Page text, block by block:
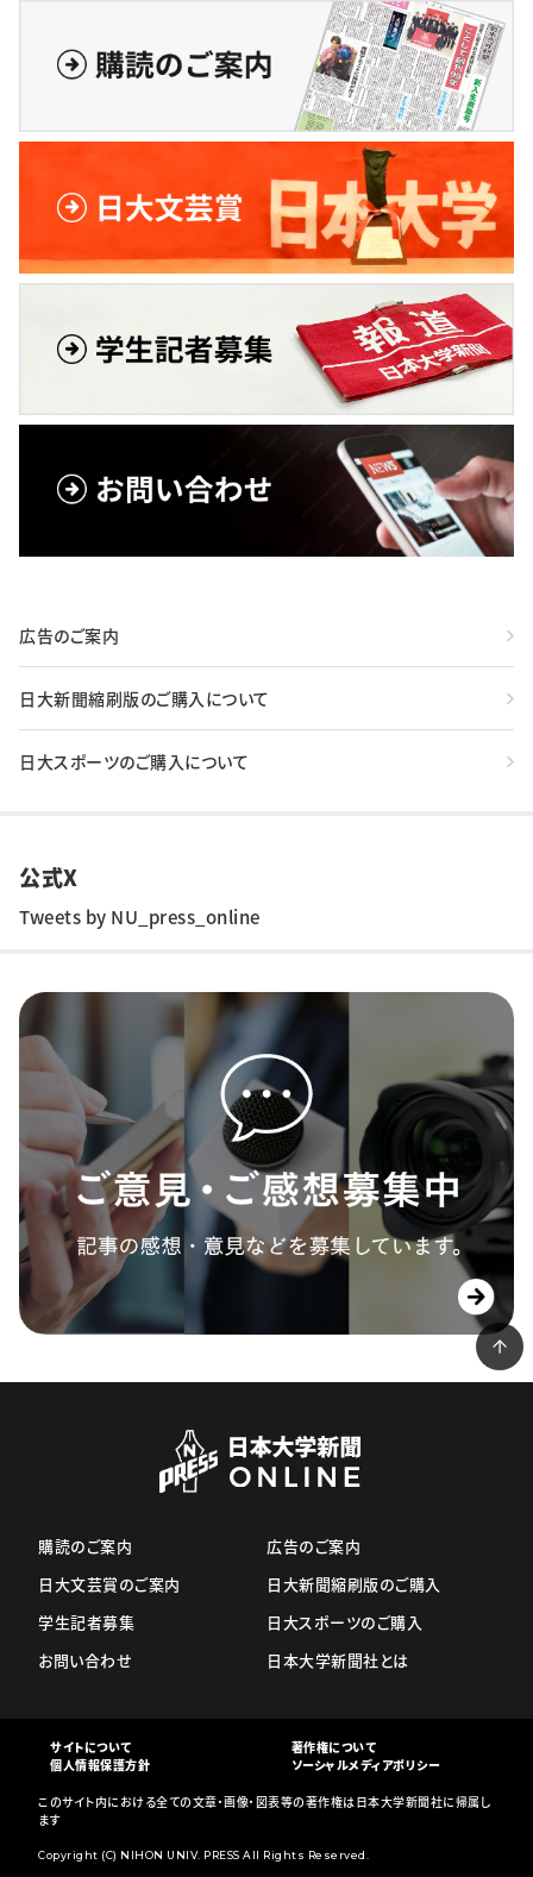
広告のご案内
日大新聞縮刷版のご購入について
日大スポーツのご購入について
公式X
Tweets by NU_press_online
購読のご案内
日大文芸賞のご案内
学生記者募集
お問い合わせ
広告のご案内
日大新聞縮刷版のご購入
日大スポーツのご購入
日本大学新聞社とは
サイトについて
著作権について
個人情報保護方針
ソーシャルメディアポリシー
このサイト内における全ての文章・画像・図表等の著作権は日本大学新聞社に帰属し
ます
Copyright (C) NIHON UNIV. PRESS All Rights Reserved.